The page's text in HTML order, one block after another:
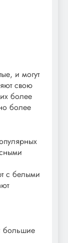
и могут
свою
более
более
с белыми
большие